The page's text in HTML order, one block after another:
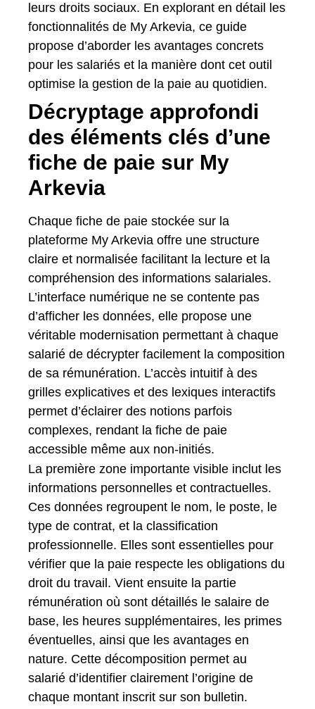
leurs droits sociaux. En explorant en détail les
fonctionnalités de My Arkevia, ce guide
propose d’aborder les avantages concrets
pour les salariés et la manière dont cet outil
optimise la gestion de la paie au quotidien.
Décryptage approfondi
des éléments clés d’une
fiche de paie sur My
Arkevia
Chaque fiche de paie stockée sur la
plateforme My Arkevia offre une structure
claire et normalisée facilitant la lecture et la
compréhension des informations salariales.
L’interface numérique ne se contente pas
d’afficher les données, elle propose une
véritable modernisation permettant à chaque
salarié de décrypter facilement la composition
de sa rémunération. L’accès intuitif à des
grilles explicatives et des lexiques interactifs
permet d’éclairer des notions parfois
complexes, rendant la fiche de paie
accessible même aux non-initiés.
La première zone importante visible inclut les
informations personnelles et contractuelles.
Ces données regroupent le nom, le poste, le
type de contrat, et la classification
professionnelle. Elles sont essentielles pour
vérifier que la paie respecte les obligations du
droit du travail. Vient ensuite la partie
rémunération où sont détaillés le salaire de
base, les heures supplémentaires, les primes
éventuelles, ainsi que les avantages en
nature. Cette décomposition permet au
salarié d’identifier clairement l’origine de
chaque montant inscrit sur son bulletin.